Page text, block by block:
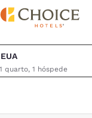
Principal
1 quarto, 1 hóspede
Beaumont, CA, EUA.